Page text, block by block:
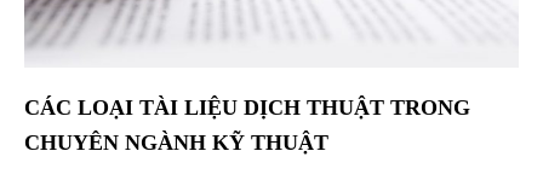
CÁC LOẠI TÀI LIỆU DỊCH THUẬT TRONG
CHUYÊN NGÀNH KỸ THUẬT